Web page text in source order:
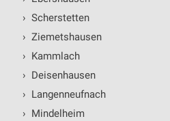
› Scherstetten
› Ziemetshausen
› Kammlach
› Deisenhausen
› Langenneufnach
› Mindelheim